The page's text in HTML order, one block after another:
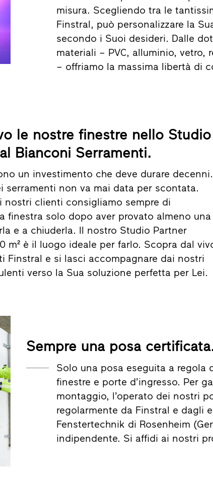
misura. Scegliendo tra le
Finstral, può personalizzare la
secondo i Suoi desideri. Dalle
materiali – PVC, alluminio, vetro,
– offriamo la massima libertà di
le nostre finestre nello Studio
Bianconi Serramenti.
un investimento che deve durare decenni.
serramenti non va mai data per scontata.
nostri clienti consigliamo sempre di
finestra solo dopo aver provato almeno una
e a chiuderla. Il nostro Studio Partner
m² è il luogo ideale per farlo. Scopra dal
Finstral e si lasci accompagnare dai nostri
verso la Sua soluzione perfetta per Lei.
Sempre una posa
Solo una posa eseguita a regola
finestre e porte d’ingresso. Per
montaggio, l’operato dei nostri
regolarmente da Finstral e dagli
Fenstertechnik di Rosenheim
indipendente. Si affidi ai nostri